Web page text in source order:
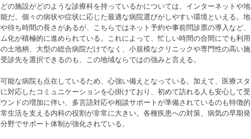
の施設がどのような診療科を持っているかについては、インターネットや地
だ。個々の病状や症状に応じた最適な病院選びがしやすい環境といえる。地
待ち時間の長さがあるが、こちらではネット予約や事前問診票の導入など、
化が積極的に進められている。これによって、忙しい時間の合間にでも利用
土地柄、大型の総合病院だけでなく、小規模なクリニックや専門性の高い施
診先を選択できるのも、この地域ならではの強みと言える。
能な病院も点在しているため、心強い備えとなっている。加えて、医療スタ
対応したコミュニケーションを心掛けており、初めて訪れる人も安心して受
ンドの増加に伴い、多言語対応や相談サポートが準備されているのも特徴的
生活を支える内科の役割が非常に大きい。各種疾患への対策、病気の早期発
野でサポート体制が強化されている。